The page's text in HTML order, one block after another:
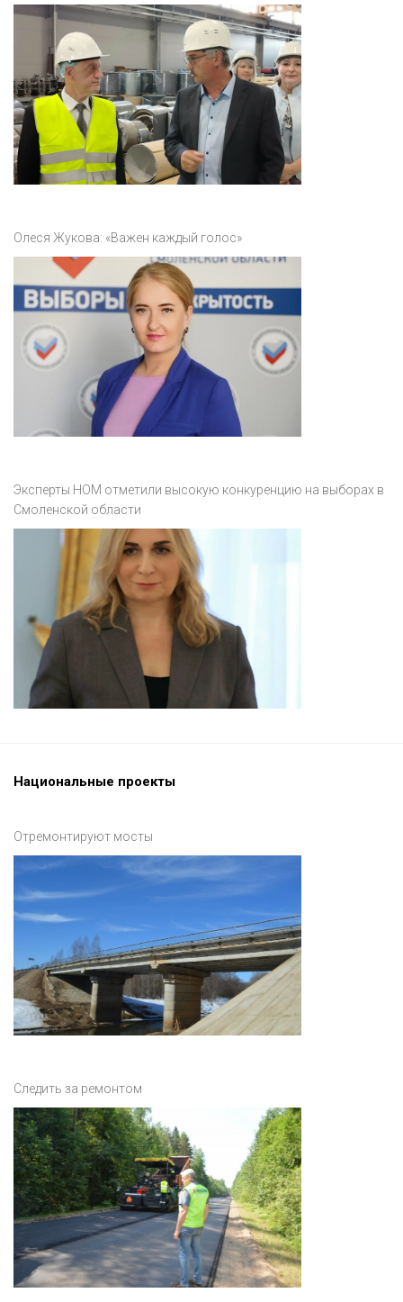
Олеся Жукова: «Важен каждый голос»
Эксперты НОМ отметили высокую конкуренцию на выборах в
Смоленской области
Национальные проекты
Отремонтируют мосты
Следить за ремонтом